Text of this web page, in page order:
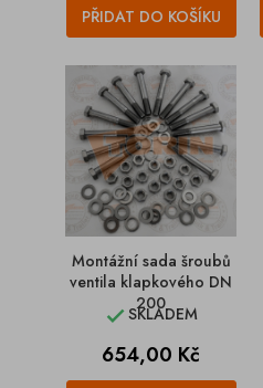
PŘIDAT DO KOŠÍKU
Montážní sada šroubů
ventila klapkového DN
200
SKLADEM
Cena
654,00 Kč